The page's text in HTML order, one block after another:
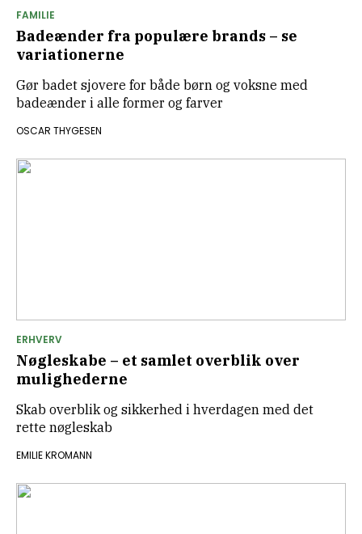
Badeænder fra populære brands – se
variationerne
Gør badet sjovere for både børn og voksne med
badeænder i alle former og farver
FAMILIE
OSCAR THYGESEN
Nøgleskabe – et samlet overblik over
mulighederne
Skab overblik og sikkerhed i hverdagen med det
rette nøgleskab
ERHVERV
EMILIE KROMANN